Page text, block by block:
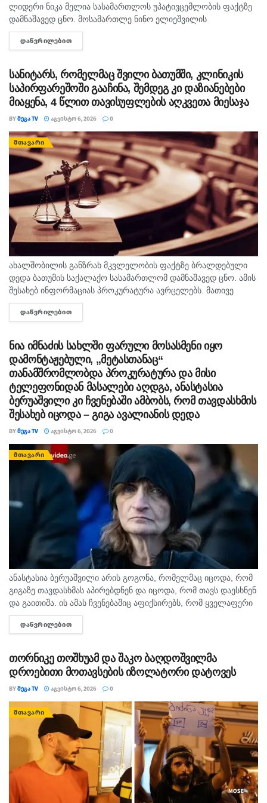
რუსთაველზე, ციხეში გამოკეტეს”, – განაცხადა
უდუმაშვილმა.
გვარამიას გამოკითხვის დაწყებას ელოდებიან.
თეგები: დაკავება ზაალ უდუმაშვილი ნიკა გვარამია
რ2 რუსთავი 2
ლიდერი ნიკა მელია სასამართლოს უპატივცემლობის ფაქტზე
დამნაშავედ ცნო. მოსამართლე ნინო ელიეშვილის
გადაწყვეტილებით, ნიკა მელიას 1 წლით და 6 თვით
თავისუფლების აღკვეთა მიესაჯა, თუმცა აღნიშნულმა
ᲓᲐᲬᲕᲠᲘᲚᲔᲑᲘᲗ
სანიტარს, რომელმაც შვილი ბათუმში, კლინიკის
საპირფარეშოში გააჩინა, შემდეგ კი დაზიანებები
მიაყენა, 4 წლით თავისუფლების აღკვეთა მიესაჯა
BYᲛᲔᲒᲐ TV ᲐᲒᲕᲘᲡᲢᲝ 6, 2026 0
ᲛᲗᲐᲕᲐᲠᲘ
ახალშობილის განზრახ მკვლელობის ფაქტზე ბრალდებული
დედა ბათუმის საქალაქო სასამართლომ დამნაშავედ ცნო. ამის
შესახებ ინფორმაციას პროკურატურა ავრცელებს. მათივე
ინფორმაციით, საქმე ეხება, 22 თებერვალს, ბათუმის ერთ-
ერთი კლინიკაში მომხდარ ფაქტს, რა დროსაც კლინიკის ერთ-
ᲓᲐᲬᲕᲠᲘᲚᲔᲑᲘᲗ
ნია იმნაძის სახლში ფარული მოსასმენი იყო
დამონტაჟებული, „მეტასთანაც“
თანამშრომლობდა პროკურატურა და მისი
ტელეფონიდან მასალები აღდგა, ანასტასია
ბერუაშვილი კი ჩვენებაში ამბობს, რომ თავდასხმის
შესახებ იცოდა – გიგა ავალიანის დედა
BYᲛᲔᲒᲐ TV ᲐᲒᲕᲘᲡᲢᲝ 6, 2026 0
ᲛᲗᲐᲕᲐᲠᲘ
ანასტასია ბერუაშვილი არის გოგონა, რომელმაც იცოდა, რომ
გიგაზე თავდასხმას აპირებდნენ და იცოდა, რომ თავს დაესხნენ
და გაითიშა. ის ამას ჩვენებაშიც აფიქსირებს, რომ ყველაფერი
იცოდა, - ამის შესახებ მოკლული მასწავლებლის, გიგა
ავალიანის...
ᲓᲐᲬᲕᲠᲘᲚᲔᲑᲘᲗ
თორნიკე თოშხუამ და შაკო ბაღდოშვილმა
დროებითი მოთავსების იზოლატორი დატოვეს
BYᲛᲔᲒᲐ TV ᲐᲒᲕᲘᲡᲢᲝ 6, 2026 0
ᲛᲗᲐᲕᲐᲠᲘ